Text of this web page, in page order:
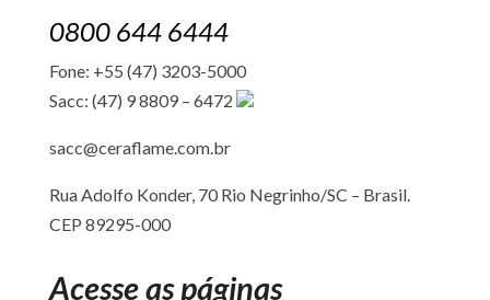
0800 644 6444
Fone: +55 (47) 3203-5000
Sacc: (47) 9 8809 – 6472
sacc@ceraflame.com.br
Rua Adolfo Konder, 70 Rio Negrinho/SC – Brasil.
CEP 89295-000
Acesse as páginas